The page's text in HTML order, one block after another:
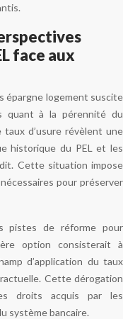
face aux
épargne logement suscite
quant à la pérennité du
d’usure révèlent une
historique du PEL et les
Cette situation impose
pour préserver
pistes de réforme pour
option consisterait à
d’application du taux
Cette dérogation
droits acquis par les
système bancaire.